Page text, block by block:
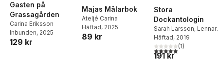
Gasten på
Grassagården
Carina Eriksson
Inbunden, 2025
129 kr
Majas Målarbok
Ateljé Carina
Häftad, 2025
89 kr
Stora
Dockantologin
Sarah Larsson, Lennart
Lundstedt,Beata Fabi
Malsch,Patricia Buske
Johanna Wideholt
Häftad, 2019
5,0utav 5 stjärnor.
(1)
191 kr